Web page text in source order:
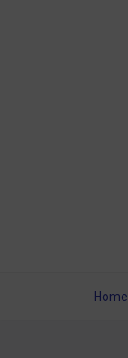
Home